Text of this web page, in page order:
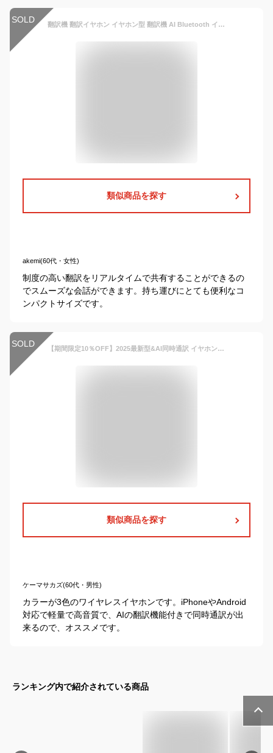
SOLD 翻訳機 翻訳イヤホン イヤホン型 翻訳機 AI Bluetooth イヤホン 翻訳 多国語対応 同時通訳 ワイヤレス 海外旅行 観光 外国 ビジネス 英語 中国語 日本語 韓国語
類似商品を探す
akemi(60代・女性)
制度の高い翻訳をリアルタイムで共有することができるの
でスムーズな会話ができます。持ち運びにとても便利なコ
ンパクトサイズです。
SOLD 【期間限定10％OFF】2025最新型&AI同時通訳 イヤホン Bluetooth ワイヤレスイヤホン イヤホン 骨伝導 AI翻訳機能付き 同時通訳 Bluetooth5.4 耳掛け ノイズキャンセリング ステレオサウンド 自動ペアリング 軽量 iPhone iOS対応 Android対応 高音質 空気伝導 翻訳機
類似商品を探す
ケーマサカズ(60代・男性)
カラーが3色のワイヤレスイヤホンです。iPhoneやAndroid
対応で軽量で高音質で、AIの翻訳機能付きで同時通訳が出
来るので、オススメです。
ランキング内で紹介されている商品